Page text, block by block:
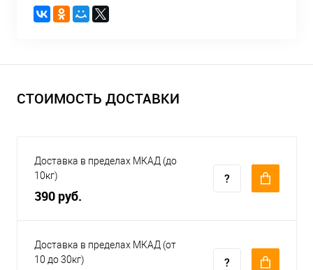
СТОИМОСТЬ ДОСТАВКИ
Доставка в пределах МКАД (до
10кг)
390 руб.
Доставка в пределах МКАД (от
10 до 30кг)